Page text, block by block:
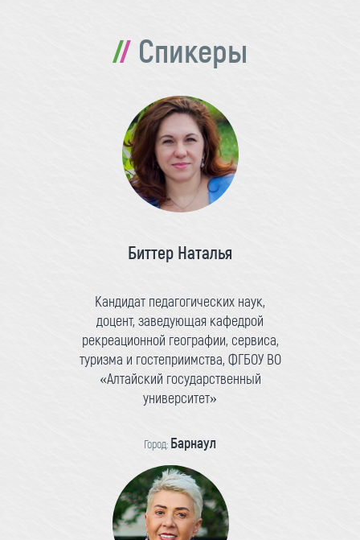
Спикеры
Биттер Наталья
Кандидат педагогических наук,
доцент, заведующая кафедрой
рекреационной географии, сервиса,
туризма и гостеприимства, ФГБОУ ВО
«Алтайский государственный
университет»
Город: Барнаул